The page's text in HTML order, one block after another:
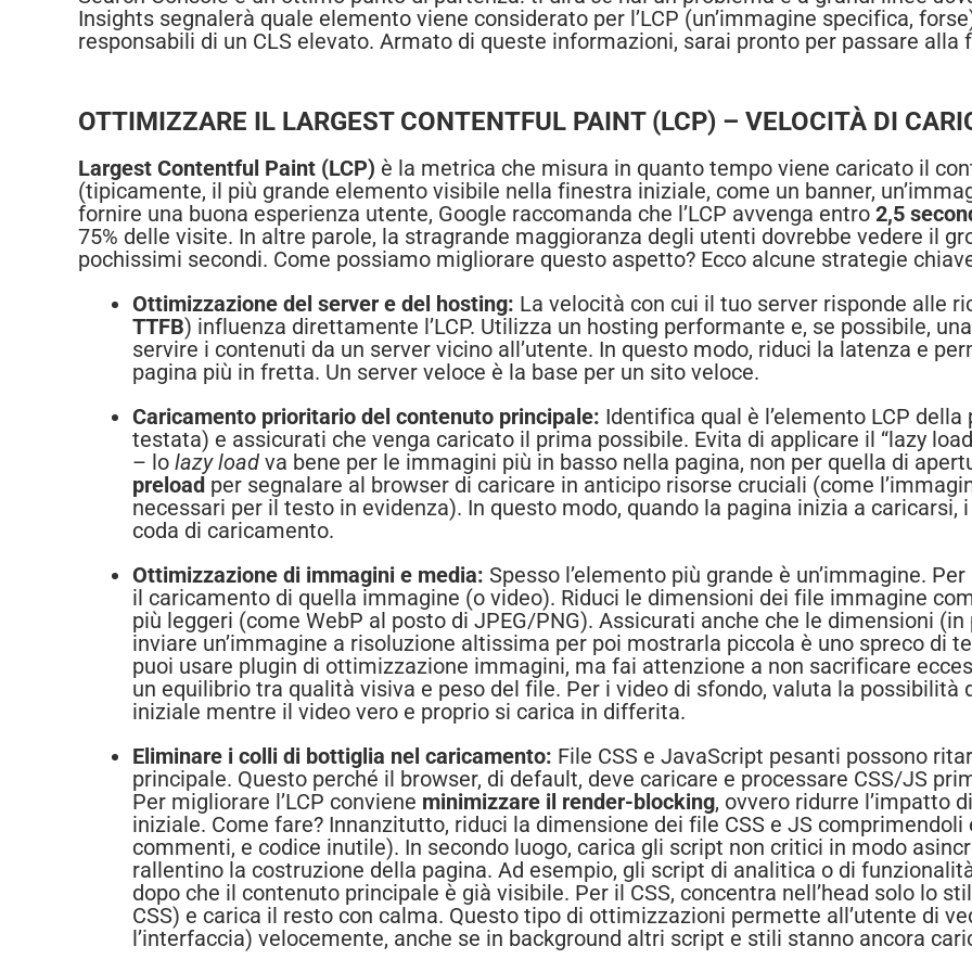
Insights segnalerà quale elemento viene considerato per l’LCP (un’immagine specifica,
responsabili di un CLS elevato. Armato di queste informazioni, sarai pronto per passare alla
OTTIMIZZARE IL LARGEST CONTENTFUL PAINT (LCP) – VELOCITÀ DI
Largest Contentful Paint (LCP) è la metrica che misura in quanto tempo viene caricato il
(tipicamente, il più grande elemento visibile nella finestra iniziale, come un banner,
fornire una buona esperienza utente, Google raccomanda che l’LCP avvenga entro 2,5
75% delle visite. In altre parole, la stragrande maggioranza degli utenti dovrebbe vedere il
pochissimi secondi. Come possiamo migliorare questo aspetto? Ecco alcune strategie
Ottimizzazione del server e del hosting: La velocità con cui il tuo server risponde alle
TTFB) influenza direttamente l’LCP. Utilizza un hosting performante e, se possibile,
servire i contenuti da un server vicino all’utente. In questo modo, riduci la latenza e
pagina più in fretta. Un server veloce è la base per un sito veloce.
Caricamento prioritario del contenuto principale: Identifica qual è l’elemento LCP
testata) e assicurati che venga caricato il prima possibile. Evita di applicare il “lazy
– lo lazy load va bene per le immagini più in basso nella pagina, non per quella di
preload per segnalare al browser di caricare in anticipo risorse cruciali (come
necessari per il testo in evidenza). In questo modo, quando la pagina inizia a
coda di caricamento.
Ottimizzazione di immagini e media: Spesso l’elemento più grande è un’immagine.
il caricamento di quella immagine (o video). Riduci le dimensioni dei file immagine
più leggeri (come WebP al posto di JPEG/PNG). Assicurati anche che le dimensioni
inviare un’immagine a risoluzione altissima per poi mostrarla piccola è uno spreco di
puoi usare plugin di ottimizzazione immagini, ma fai attenzione a non sacrificare
un equilibrio tra qualità visiva e peso del file. Per i video di sfondo, valuta la possibilità
iniziale mentre il video vero e proprio si carica in differita.
Eliminare i colli di bottiglia nel caricamento: File CSS e JavaScript pesanti possono
principale. Questo perché il browser, di default, deve caricare e processare CSS/JS
Per migliorare l’LCP conviene minimizzare il render-blocking, ovvero ridurre l’impatto
iniziale. Come fare? Innanzitutto, riduci la dimensione dei file CSS e JS
commenti, e codice inutile). In secondo luogo, carica gli script non critici in modo
rallentino la costruzione della pagina. Ad esempio, gli script di analitica o di
dopo che il contenuto principale è già visibile. Per il CSS, concentra nell’head solo lo
CSS) e carica il resto con calma. Questo tipo di ottimizzazioni permette all’utente di
l’interfaccia) velocemente, anche se in background altri script e stili stanno ancora